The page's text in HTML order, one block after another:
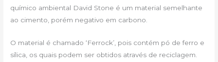
químico ambiental David Stone é um material semelhante
ao cimento, porém negativo em carbono.
O material é chamado ‘Ferrock’, pois contém pó de ferro e
sílica, os quais podem ser obtidos através de reciclagem.